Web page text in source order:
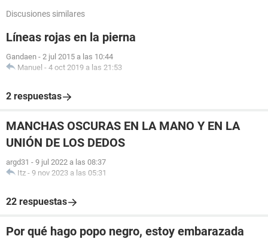
Discusiones similares
Líneas rojas en la pierna
Gandaen - 2 jul 2015 a las 10:44
Manuel - 4 oct 2019 a las 21:53
2 respuestas
MANCHAS OSCURAS EN LA MANO Y EN LA
UNIÓN DE LOS DEDOS
argd31 - 9 jul 2022 a las 08:37
Itz - 9 nov 2023 a las 05:31
22 respuestas
Por qué hago popo negro, estoy embarazada